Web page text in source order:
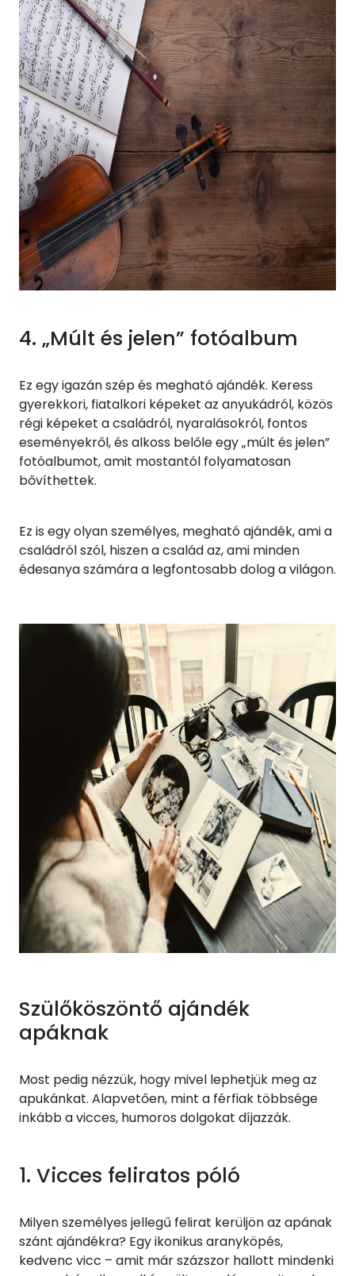
4. „Múlt és jelen” fotóalbum
Ez egy igazán szép és megható ajándék. Keress
gyerekkori, fiatalkori képeket az anyukádról, közös
régi képeket a családról, nyaralásokról, fontos
eseményekről, és alkoss belőle egy „múlt és jelen”
fotóalbumot, amit mostantól folyamatosan
bővíthettek.
Ez is egy olyan személyes, megható ajándék, ami a
családról szól, hiszen a család az, ami minden
édesanya számára a legfontosabb dolog a világon.
Szülőköszöntő ajándék
apáknak
Most pedig nézzük, hogy mivel lephetjük meg az
apukánkat. Alapvetően, mint a férfiak többsége
inkább a vicces, humoros dolgokat díjazzák.
1. Vicces feliratos póló
Milyen személyes jellegű felirat kerüljön az apának
szánt ajándékra? Egy ikonikus aranyköpés,
kedvenc vicc – amit már százszor hallott mindenki